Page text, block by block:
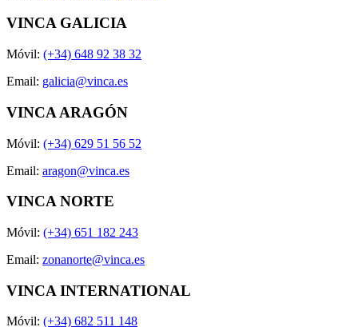
VINCA GALICIA
Móvil: (+34) 648 92 38 32
Email: galicia@vinca.es
VINCA ARAGÓN
Móvil: (+34) 629 51 56 52
Email: aragon@vinca.es
VINCA NORTE
Móvil: (+34) 651 182 243
Email: zonanorte@vinca.es
VINCA INTERNATIONAL
Móvil: (+34) 682 511 148